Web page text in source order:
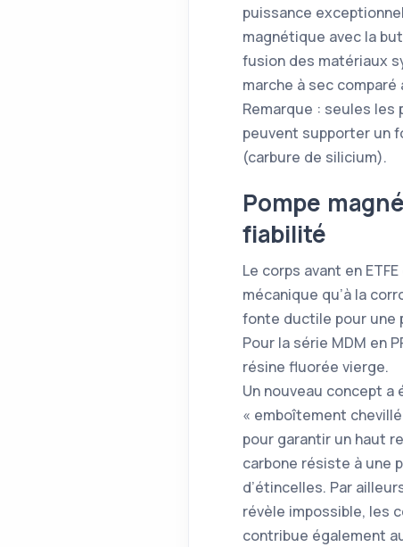
puissance
magnétique avec la
fusion des matériaux
marche à sec
Remarque : seules les
peuvent supporter un
(carbure de silicium).
Pompe
fiabilité
Le corps avant en
mécanique qu’à la
fonte ductile pour une
Pour la série MDM en
résine fluorée vierge.
Un nouveau concept a
« emboîtement
pour garantir un haut
carbone résiste à une
d’étincelles. Par
révèle impossible, les
contribue également